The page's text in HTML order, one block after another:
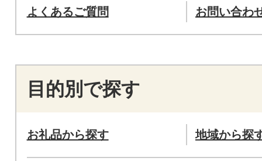
よくあるご質問 お問い合わ
目的別で探す
お礼品から探す 地域から探